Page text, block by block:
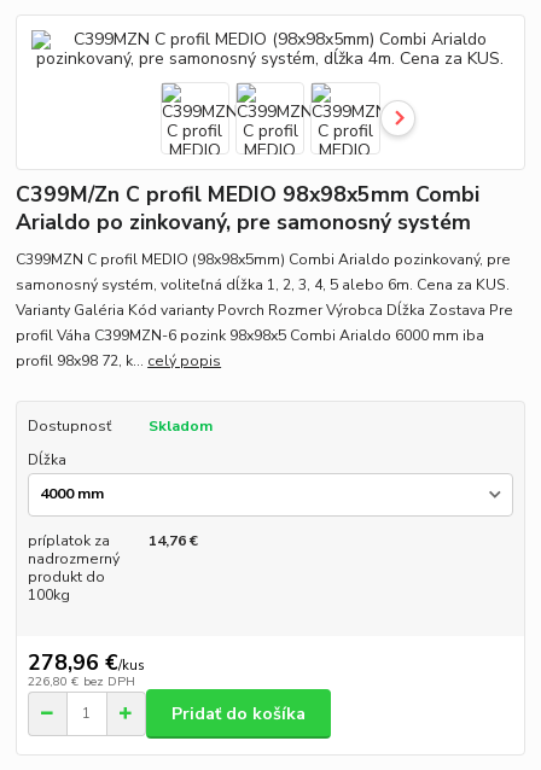
C399M/Zn C profil MEDIO 98x98x5mm Combi
Arialdo po zinkovaný, pre samonosný systém
C399MZN C profil MEDIO (98x98x5mm) Combi Arialdo pozinkovaný, pre
samonosný systém, voliteľná dĺžka 1, 2, 3, 4, 5 alebo 6m. Cena za KUS.
Varianty Galéria Kód varianty Povrch Rozmer Výrobca Dĺžka Zostava Pre
profil Váha C399MZN-6 pozink 98x98x5 Combi Arialdo 6000 mm iba
profil 98x98 72, k... celý popis
Dostupnosť
Skladom
Dĺžka
príplatok za
nadrozmerný
produkt do
100kg
14,76 €
278,96 €/kus
226,80 € bez DPH
Pridať do košíka